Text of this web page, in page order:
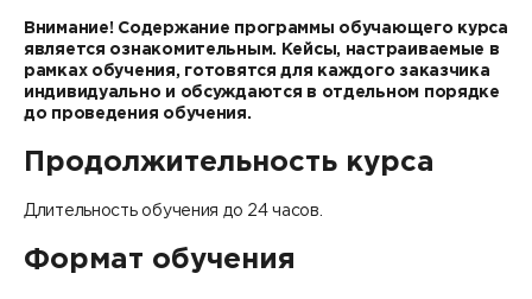
О компании
Карьера
Решения
DATAREON Platform
DATAREON ESB
Пресс-центр
Новости
Образовательный марафон: ваш рывок к новым
знаниям
Партнеры
Внимание! Содержание программы обучающего курса
является ознакомительным. Кейсы, настраиваемые в
рамках обучения, готовятся для каждого заказчика
индивидуально и обсуждаются в отдельном порядке
до проведения обучения.
Продолжительность курса
Длительность обучения до 24 часов.
Формат обучения